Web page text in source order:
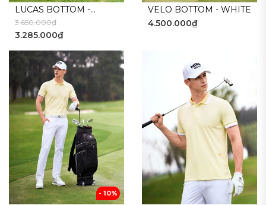
LUCAS BOTTOM -
WHITE GREY
3.650.000₫
3.285.000₫
VELO BOTTOM - WHITE
4.500.000₫
- 10%